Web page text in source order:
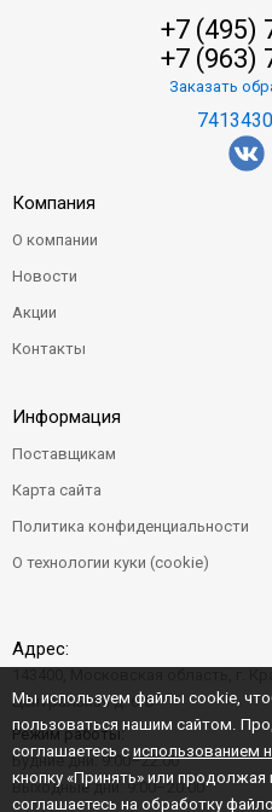
+7 (495)
+7 (963)
Заказать
Компания
О компании
Новости
Акции
Контакты
Информация
Поставщикам
Карта сайта
Политика конфиденциальности
О технологии куки (cookie)
Адрес:
Центральная д. 6"Б"
Режим работы:
Будние дни: 9:00–22:00
Выходные дни: 9:00–20:00
Мы используем файлы cookie,
пользоваться нашим сайтом.
соглашаетесь с использованием
кнопку «Принять» или
соглашаетесь на обработку